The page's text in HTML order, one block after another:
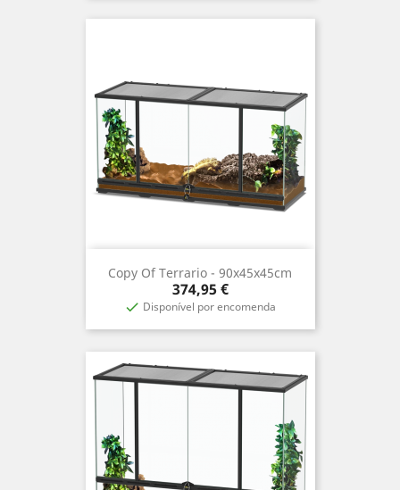
Copy Of Terrario - 90x45x45cm
Precio
374,95 €
 Disponível por encomenda